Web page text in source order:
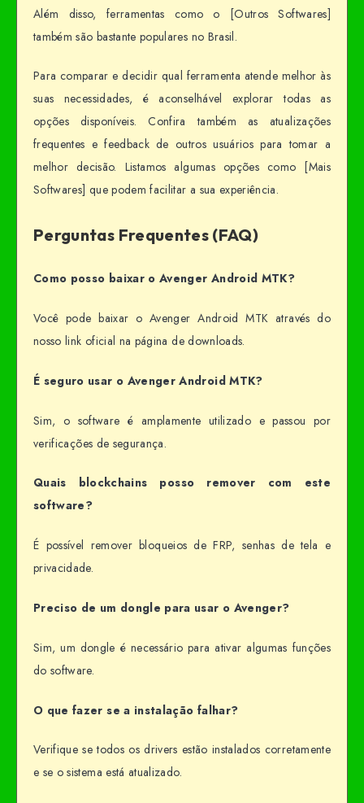
Além disso, ferramentas como o [Outros Softwares]
também são bastante populares no Brasil.
Para comparar e decidir qual ferramenta atende melhor às
suas necessidades, é aconselhável explorar todas as
opções disponíveis. Confira também as atualizações
frequentes e feedback de outros usuários para tomar a
melhor decisão. Listamos algumas opções como [Mais
Softwares] que podem facilitar a sua experiência.
Perguntas Frequentes (FAQ)
Como posso baixar o Avenger Android MTK?
Você pode baixar o Avenger Android MTK através do
nosso link oficial na página de downloads.
É seguro usar o Avenger Android MTK?
Sim, o software é amplamente utilizado e passou por
verificações de segurança.
Quais blockchains posso remover com este
software?
É possível remover bloqueios de FRP, senhas de tela e
privacidade.
Preciso de um dongle para usar o Avenger?
Sim, um dongle é necessário para ativar algumas funções
do software.
O que fazer se a instalação falhar?
Verifique se todos os drivers estão instalados corretamente
e se o sistema está atualizado.